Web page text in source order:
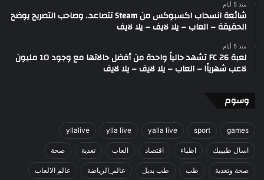
منذ 5 أيام
شائعة انسحاب اكسبوكس من Steam تتصاعد.. وصاحب التصريح يوضح
الحقيقة – العاب – يلا لايف – يلا لايف
منذ 5 أيام
لعبة FC 26 تشهد حالياً واحدة من أفضل حالاتها مع وجود 10 مليون
لاعب شهرياً! – العاب – يلا لايف – يلا لايف
وسوم
games
sport
yalla live
ylla live
yllalive
اسال طبيبك اطباء اقتصاد العاب تغذية صحة
صحة وتغذية طب طب بديل عالم_الرياضة عالم الالعاب